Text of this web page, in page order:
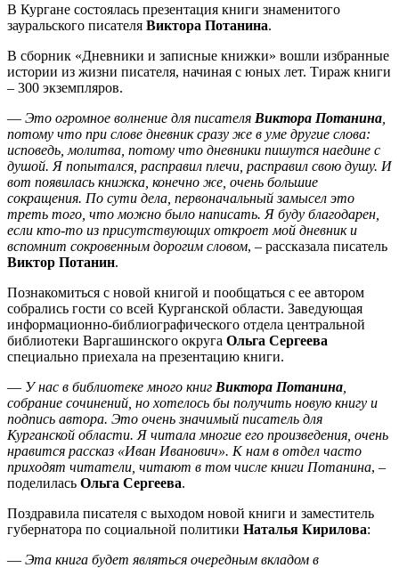
В Кургане состоялась презентация книги знаменитого
зауральского писателя Виктора Потанина.
В сборник «Дневники и записные книжки» вошли избранные
истории из жизни писателя, начиная с юных лет. Тираж книги
– 300 экземпляров.
— Это огромное волнение для писателя Виктора Потанина
потому что при слове дневник сразу же в уме другие слова:
исповедь, молитва, потому что дневники пишутся наедине с
душой. Я попытался, расправил плечи, расправил свою душу. И
вот появилась книжка, конечно же, очень большие
сокращения. По сути дела, первоначальный замысел это
треть того, что можно было написать. Я буду благодарен,
если кто-то из присутствующих откроет мой дневник и
вспомнит сокровенным дорогим словом, – рассказала писатель
Виктор Потанин.
Познакомиться с новой книгой и пообщаться с ее автором
собрались гости со всей Курганской области. Заведующая
информационно-библиографического отдела центральной
библиотеки Варгашинского округа Ольга Сергеева
специально приехала на презентацию книги.
— У нас в библиотеке много книг Виктора Потанина
собрание сочинений, но хотелось бы получить новую книгу и
подпись автора. Это очень значимый писатель для
Курганской области. Я читала многие его произведения, очень
нравится рассказ «Иван Иванович». К нам в отдел часто
приходят читатели, читают в том числе книги Потанина, –
поделилась Ольга Сергеева.
Поздравила писателя с выходом новой книги и заместитель
губернатора по социальной политики Наталья Кирилова:
— Эта книга будет являться очередным вкладом в